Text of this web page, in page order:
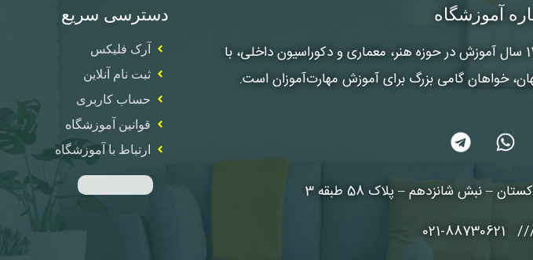
آموزشگاه
با سابقه‌ای بیش از 11 سال آموزش در حوزه هنر، معماری و دکوراسیون داخلی، با
خواهان گامی بزرگ برای آموزش مهارت‌آموزان است.
– نبش شانزدهم – پلاک 58 طبقه 3
دسترسی سریع
آرک فلیکس
ثبت نام آنلاین
حساب کاربری
قوانین آموزشگاه
ارتباط با آموزشگاه